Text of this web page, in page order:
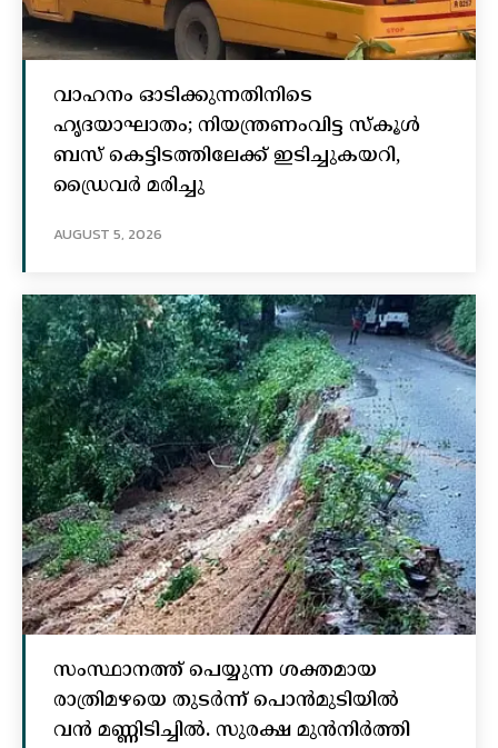
വാഹനം ഓടിക്കുന്നതിനിടെ
ഹൃദയാഘാതം; നിയന്ത്രണംവിട്ട സ്കൂൾ
ബസ് കെട്ടിടത്തിലേക്ക് ഇടിച്ചുകയറി,
ഡ്രൈവർ മരിച്ചു
AUGUST 5, 2026
സംസ്ഥാനത്ത് പെയ്യുന്ന ശക്തമായ
രാത്രിമഴയെ തുടർന്ന് പൊൻമുടിയില്‍
വൻ മണ്ണിടിച്ചില്‍. സുരക്ഷ മുൻനിർത്തി